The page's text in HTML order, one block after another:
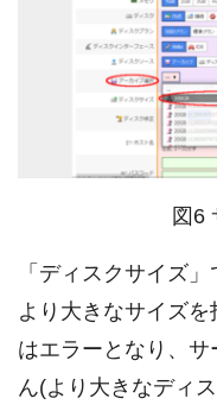
図6
「ディスクサイズ
より大きなサイズ
はエラーとなり、
ん(より大きなディ